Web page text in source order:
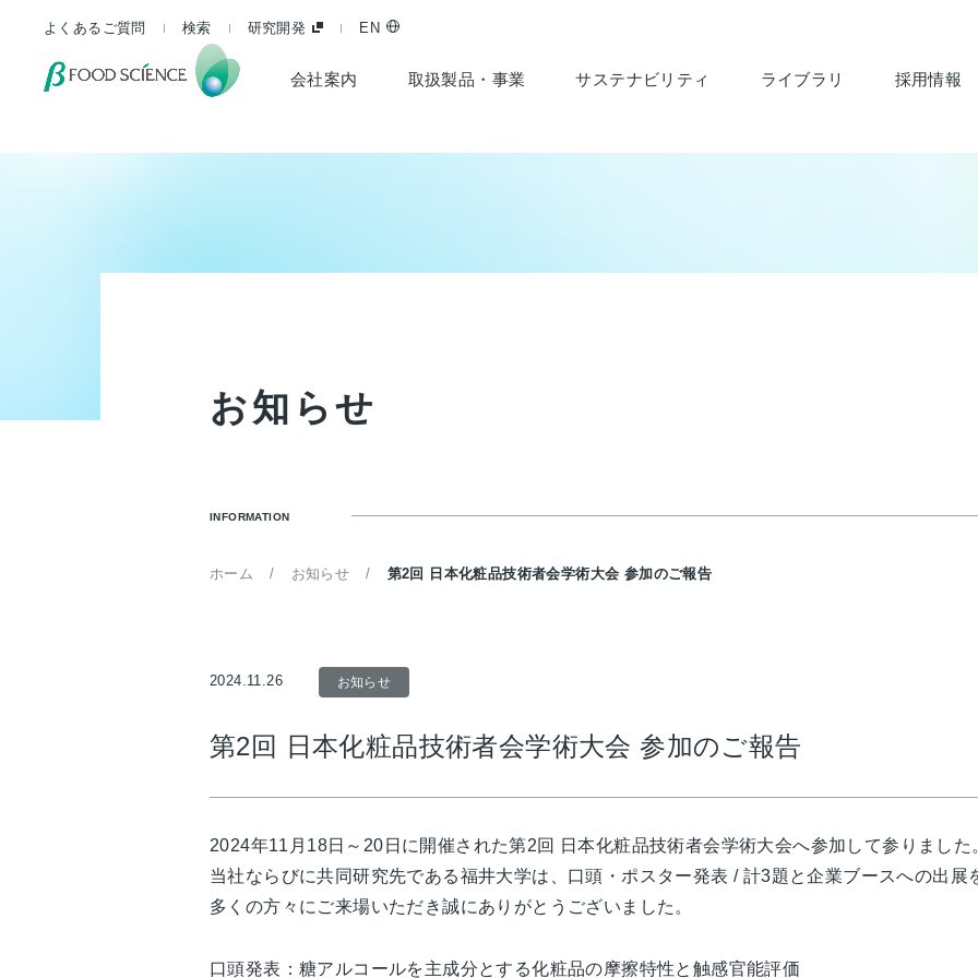
よくあるご質問 検索 研究開発 EN
会社案内 取扱製品・事業 サステナビリティ ライブラリ 採用情報
お知 ら せ
INFORMATION
ホーム お知らせ 第2回 日本化粧品技術者会学術大会 参加のご報告
2024.11.26 お知らせ
第2回 日本化粧品技術者会学術大会 参加のご報告
2024年11月18日～20日に開催された第2回 日本化粧品技術者会学術大会へ参加して参りました
当社ならびに共同研究先である福井大学は、口頭・ポスター発表 / 計3題と企業ブースへの出展
多くの方々にご来場いただき誠にありがとうございました。
口頭発表：糖アルコールを主成分とする化粧品の摩擦特性と触感官能評価